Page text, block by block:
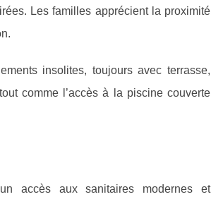
Les familles apprécient la proximité
insolites, toujours avec terrasse,
comme l’accès à la piscine couverte
accès aux sanitaires modernes et